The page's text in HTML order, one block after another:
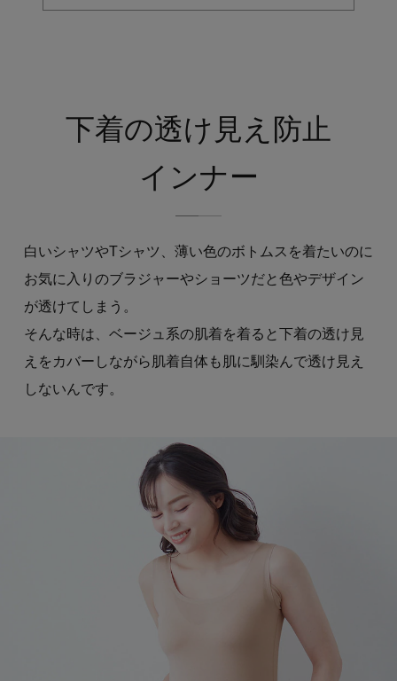
下着の透け見え防止
インナー
白いシャツやTシャツ、薄い色のボトムスを着たいのに
お気に入りのブラジャーやショーツだと色やデザイン
が透けてしまう。
そんな時は、ベージュ系の肌着を着ると下着の透け見
えをカバーしながら肌着自体も肌に馴染んで透け見え
しないんです。